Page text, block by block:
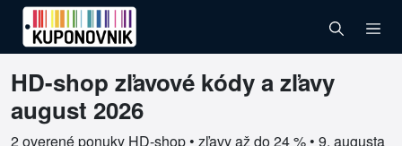
HD-shop zľavové kódy a zľavy
august 2026
2 overené ponuky HD-shop • zľavy až do 24 % • 9. augusta
Overené kupóny pre HD-shop